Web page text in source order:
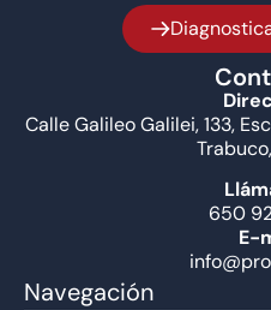
Calle Galileo Galilei, 133,
650
E-
Navegación